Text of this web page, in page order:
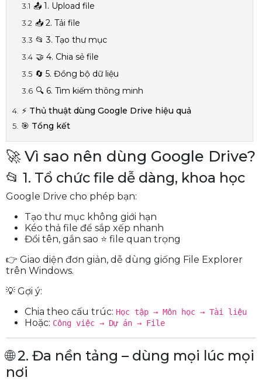
📤 1. Upload file
📥 2. Tải file
📂 3. Tạo thư mục
🤝 4. Chia sẻ file
🔄 5. Đồng bộ dữ liệu
🔍 6. Tìm kiếm thông minh
⚡ Thủ thuật dùng Google Drive hiệu quả
🎯 Tổng kết
🚀 Vì sao nên dùng Google Drive?
📂 1. Tổ chức file dễ dàng, khoa học
Google Drive cho phép bạn:
Tạo thư mục không giới hạn
Kéo thả file để sắp xếp nhanh
Đổi tên, gắn sao ⭐ file quan trọng
👉 Giao diện đơn giản, dễ dùng giống File Explorer
trên Windows.
💡 Gợi ý:
Chia theo cấu trúc: Học tập → Môn học → Tài liệu
Hoặc: Công việc → Dự án → File
🌐 2. Đa nền tảng – dùng mọi lúc mọi
nơi